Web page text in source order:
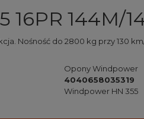
16PR 144M/
Nośność do 2800 kg przy 130 km/
Opony Windpower
4040658035319
Windpower HN 355